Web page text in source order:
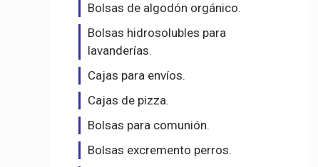
Bolsas de algodón orgánico.
Bolsas hidrosolubles para
lavanderías.
Cajas para envíos.
Cajas de pizza.
Bolsas para comunión.
Bolsas excremento perros.